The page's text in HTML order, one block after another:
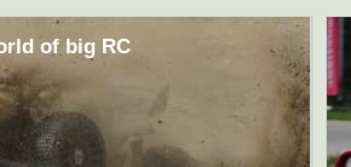
of big RC